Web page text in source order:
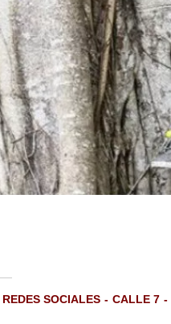
REDES SOCIALES CALLE 7